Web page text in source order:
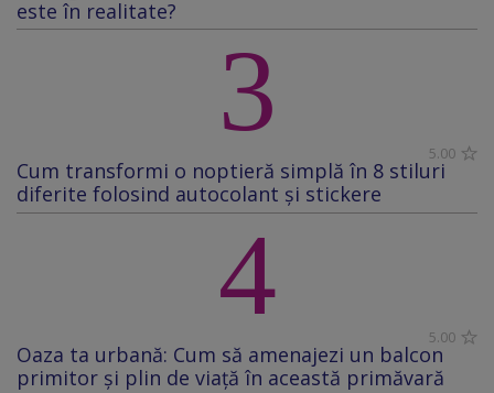
este în realitate?
3 5.00
Cum transformi o noptieră simplă în 8 stiluri
diferite folosind autocolant și stickere
4 5.00
Oaza ta urbană: Cum să amenajezi un balcon
primitor și plin de viață în această primăvară